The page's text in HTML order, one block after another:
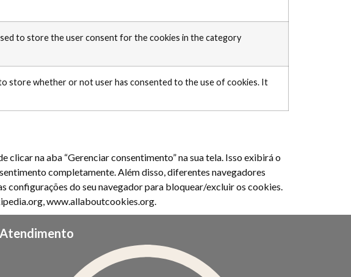
to store the user consent for the cookies in the category
store whether or not user has consented to the use of cookies. It
clicar na aba “Gerenciar consentimento” na sua tela. Isso exibirá o
completamente. Além disso, diferentes navegadores
configurações do seu navegador para bloquear/excluir os cookies.
www.allaboutcookies.org.
Atendimento